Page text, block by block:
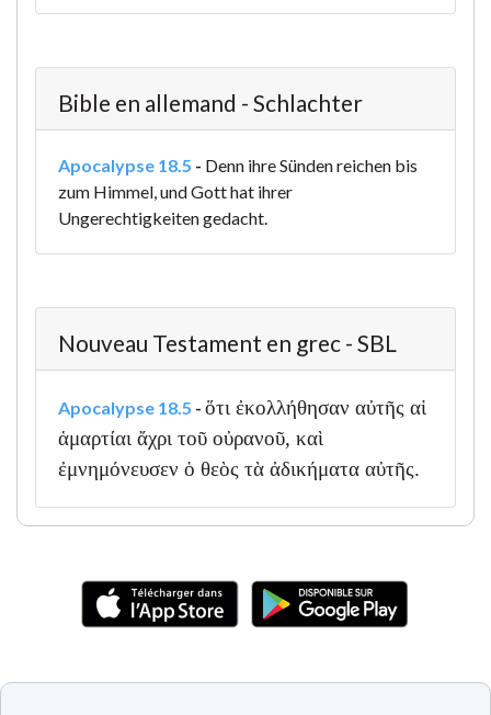
Bible en allemand - Schlachter
Apocalypse 18.5 - Denn ihre Sünden reichen bis
zum Himmel, und Gott hat ihrer
Ungerechtigkeiten gedacht.
Nouveau Testament en grec - SBL
Apocalypse 18.5 - ὅτι ἐκολλήθησαν αὐτῆς αἱ
ἁμαρτίαι ἄχρι τοῦ οὐρανοῦ, καὶ
ἐμνημόνευσεν ὁ θεὸς τὰ ἀδικήματα αὐτῆς.